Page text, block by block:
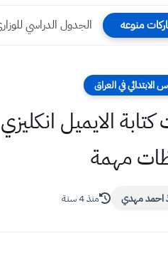
منوعه الجدول الدراسي للوزاري
في العراق
الايميل
مهمة
احمد مهدي منذ 4 سنة